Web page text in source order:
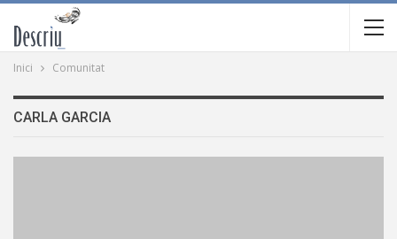
Inici Comunitat
CARLA GARCIA